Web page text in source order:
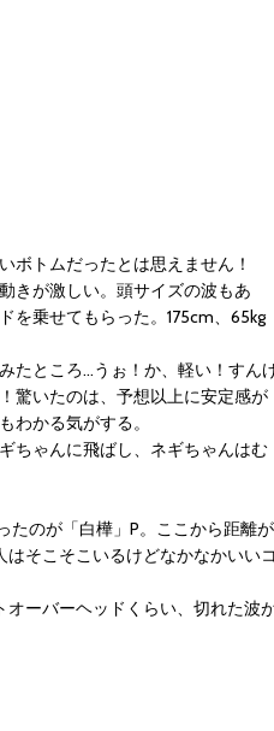
ボトムだったとは思えません！
きが激しい。頭サイズの波もあ
を乗せてもらった。175cm、65kg
たところ…うぉ！か、軽い！すん
驚いたのは、予想以上に安定感が
かる気がする。
ちゃんに飛ばし、ネギちゃんはむ
たのが「白樺」P。ここから距離が
そこそこいるけどなかなかいい
ーバーヘッドくらい、切れた波